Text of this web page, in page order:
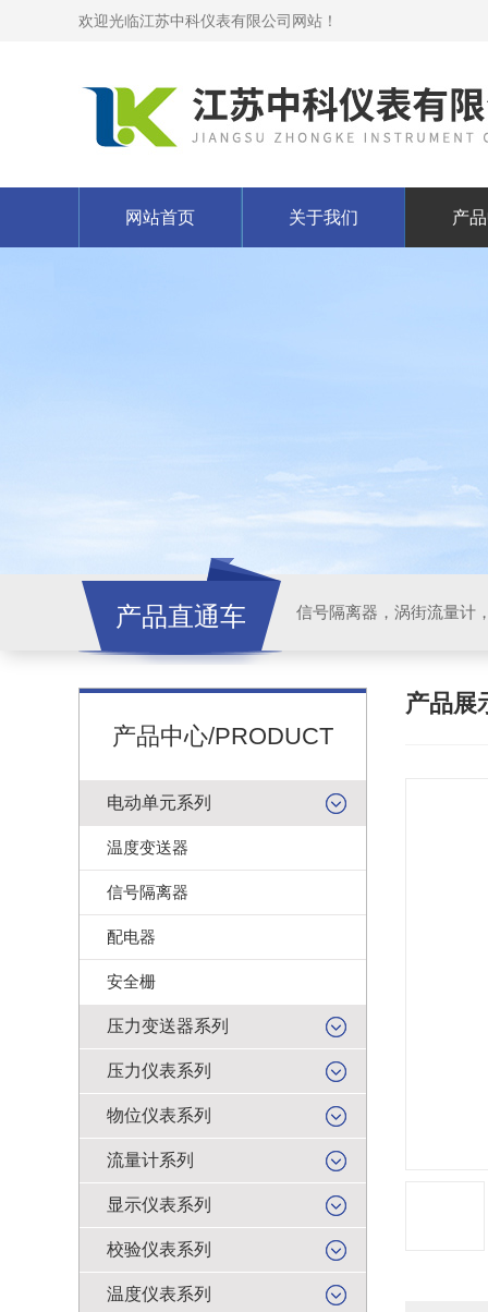
欢迎光临江苏中科仪表有限公司网站！
网站首页 关于我们 产
产品直通车 信号隔离器，涡街流量计
产品中心/PRODUCT
电动单元系列
温度变送器
信号隔离器
配电器
安全栅
压力变送器系列
压力仪表系列
物位仪表系列
流量计系列
显示仪表系列
校验仪表系列
温度仪表系列
产品展